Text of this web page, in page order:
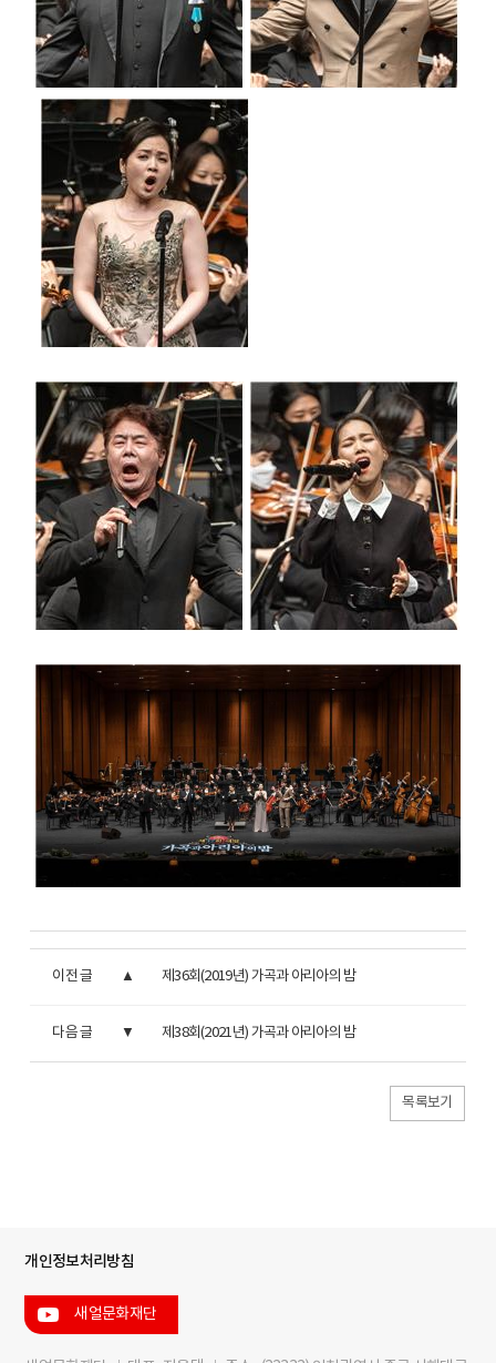
이전 글 제36회(2019년) 가곡과 아리아의 밤
다음 글 제38회(2021년) 가곡과 아리아의 밤
목록보기
개인정보처리방침
새얼문화재단